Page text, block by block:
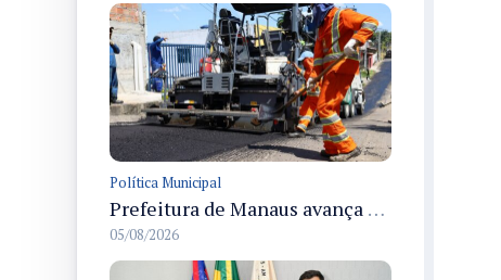
Política Municipal
Prefeitura de Manaus avança com recapeamento no Parque Rio Solimões e cobre cerca de 30 ruas
05/08/2026